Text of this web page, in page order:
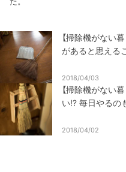
【掃除機がない
があると思える
2018/04/03
【掃除機がない
い⁉︎ 毎日やるの
2018/04/02